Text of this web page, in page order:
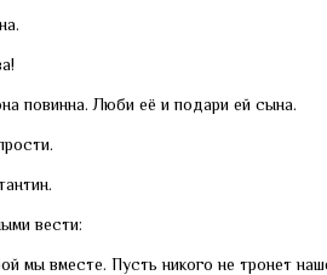
повинна. Люби её и подари ей сына.
вести:
мы вместе. Пусть никого не тронет